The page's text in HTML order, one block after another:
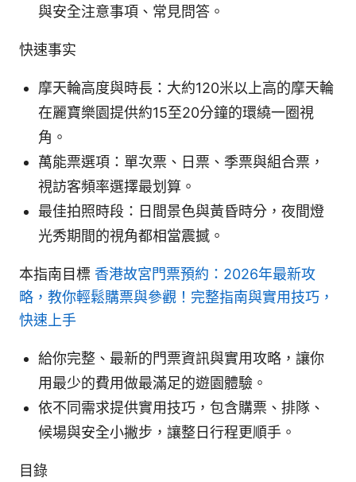
與安全注意事項、常見問答。
快速事实
摩天輪高度與時長：大約120米以上高的摩天輪
在麗寶樂園提供約15至20分鐘的環繞一圈視
角。
萬能票選項：單次票、日票、季票與組合票，
視訪客頻率選擇最划算。
最佳拍照時段：日間景色與黃昏時分，夜間燈
光秀期間的視角都相當震撼。
本指南目標 香港故宮門票預約：2026年最新攻
略，教你輕鬆購票與參觀！完整指南與實用技巧，
快速上手
給你完整、最新的門票資訊與實用攻略，讓你
用最少的費用做最滿足的遊園體驗。
依不同需求提供實用技巧，包含購票、排隊、
候場與安全小撇步，讓整日行程更順手。
目錄